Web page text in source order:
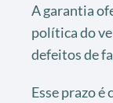
A garantia
política do
defeitos de
Esse prazo